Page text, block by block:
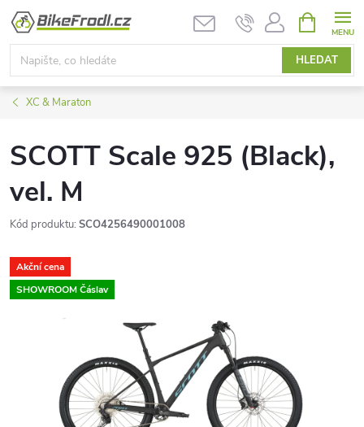
Přejít
obsah
HLEDAT
NÁKUPNÍ
KOŠÍK
XC & Maraton
SCOTT Scale 925 (Black),
vel. M
Kód produktu: SCO4256490001008
Akční cena
SHOWROOM Čáslav